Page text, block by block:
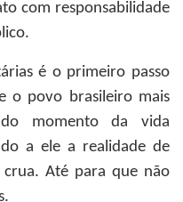
com responsabilidade
é o primeiro passo
o povo brasileiro mais
momento da vida
a ele a realidade de
Até para que não